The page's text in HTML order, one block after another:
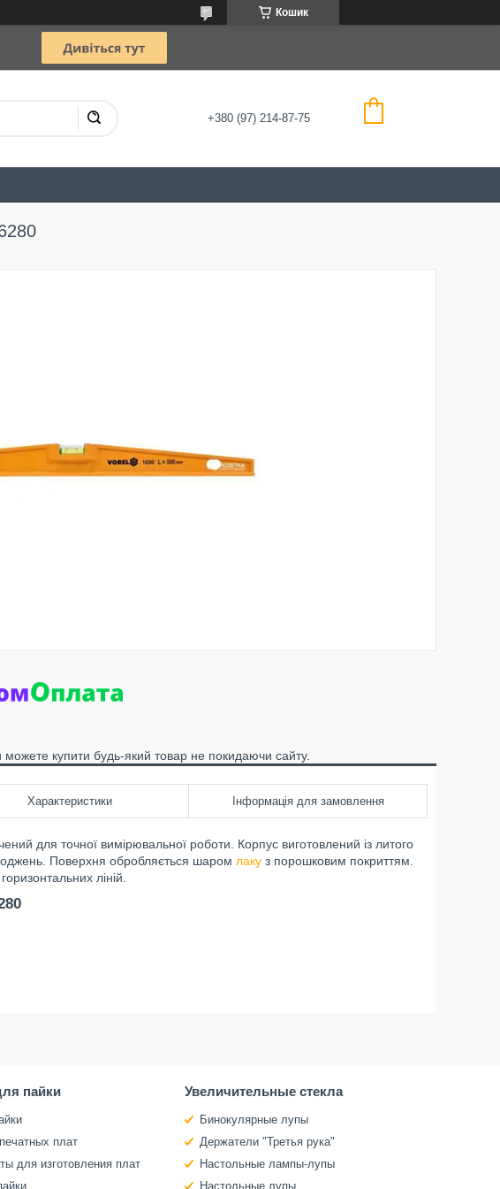
Кошик
+380 (97) 214-87-75
можете купити будь-який товар не покидаючи сайту.
Характеристики Інформація для замовлення
для точної вимірювальної роботи. Корпус виготовлений із литого
Поверхня обробляється шаром лаку з порошковим покриттям.
ліній.
пайки
плат
для изготовления плат
Увеличительные стекла
Бинокулярные лупы
Держатели "Третья рука"
Настольные лампы-лупы
Настольные лупы